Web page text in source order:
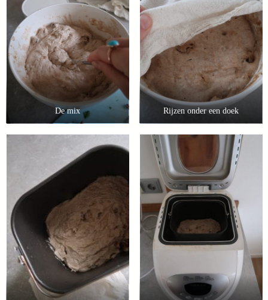
De mix Rijzen onder een doek